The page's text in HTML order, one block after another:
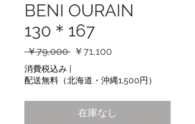
BENI OURAIN
130＊167
￥79,000 通
常
価
￥71,100
ル
格
消費税込み |
配送無料（北海道・沖縄1,500円）
在庫なし